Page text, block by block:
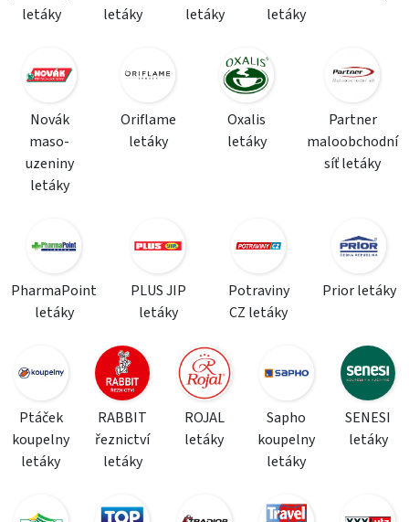
letáky
letáky
letáky
letáky
Novák
maso-
uzeniny
letáky
Oriflame
letáky
Oxalis
letáky
Partner
maloobchodní
síť letáky
PharmaPoint
letáky
PLUS JIP
letáky
Potraviny
CZ letáky
Prior letáky
Ptáček
koupelny
letáky
RABBIT
řeznictví
letáky
ROJAL
letáky
Sapho
koupelny
letáky
SENESI
letáky